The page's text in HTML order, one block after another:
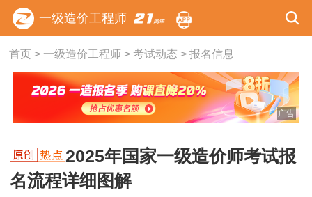
一级造价工程师
首页> 一级造价工程师> 考试动态 > 报名信息
广告
2025年国家一级造价师考试报
名流程详细图解